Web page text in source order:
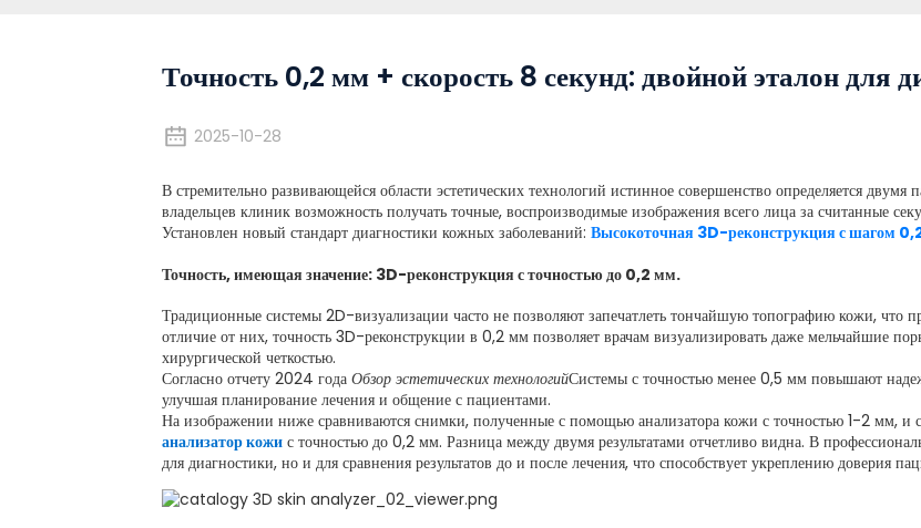
Точность 0,2 мм + скорость 8 секунд: двойной эталон для
2025-10-28
В стремительно развивающейся области эстетических технологий истинное совершенство определяется двумя
владельцев клиник возможность получать точные, воспроизводимые изображения всего лица за считанные
Установлен новый стандарт диагностики кожных заболеваний: Высокоточная 3D-реконструкция с шагом
Точность, имеющая значение: 3D-реконструкция с точностью до 0,2 мм.
Традиционные системы 2D-визуализации часто не позволяют запечатлеть тончайшую топографию кожи, что
отличие от них, точность 3D-реконструкции в 0,2 мм позволяет врачам визуализировать даже мельчайшие
хирургической четкостью.
Согласно отчету 2024 года Обзор эстетических технологийСистемы с точностью менее 0,5 мм повышают
улучшая планирование лечения и общение с пациентами.
На изображении ниже сравниваются снимки, полученные с помощью анализатора кожи с точностью 1-2 мм,
анализатор кожи с точностью до 0,2 мм. Разница между двумя результатами отчетливо видна. В
для диагностики, но и для сравнения результатов до и после лечения, что способствует укреплению доверия